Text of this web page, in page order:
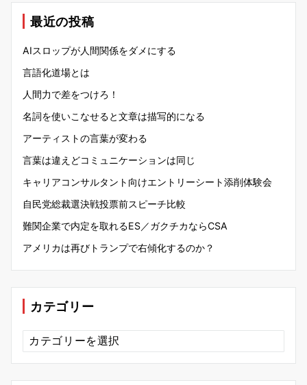
最近の投稿
AIスロップが人間関係をダメにする
言語化道場とは
人間力で差をつけろ！
名詞を使いこなせると文章は描写的になる
アーティストの言葉が変わる
言葉は違えどコミュニケーションは同じ
キャリアコンサルタント向けエントリーシート添削体験会
自民党総裁選決戦投票前スピーチ比較
難関企業で内定を取れるES／ガクチカならCSA
アメリカは再びトランプで右傾化するのか？
カテゴリー
カ
テ
ゴ